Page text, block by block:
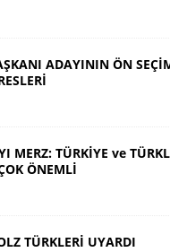
ADAYININ ÖN
MERZ: TÜRKİYE ve
ÖNEMLİ
TÜRKLERİ UYARDI